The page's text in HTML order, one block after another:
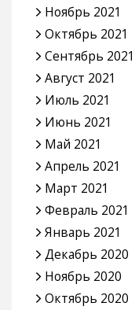
Ноябрь 2021
Октябрь 2021
Сентябрь 2021
Август 2021
Июль 2021
Июнь 2021
Май 2021
Апрель 2021
Март 2021
Февраль 2021
Январь 2021
Декабрь 2020
Ноябрь 2020
Октябрь 2020